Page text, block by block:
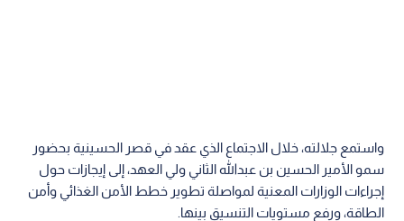
واستمع جلالته، خلال الاجتماع الذي عقد في قصر الحسينية بحضور
سمو الأمير الحسين بن عبدﷲ الثاني ولي العهد، إلى إيجازات حول
إجراءات الوزارات المعنية لمواصلة تطوير خطط الأمن الغذائي وأمن
الطاقة، ورفع مستويات التنسيق بينها.